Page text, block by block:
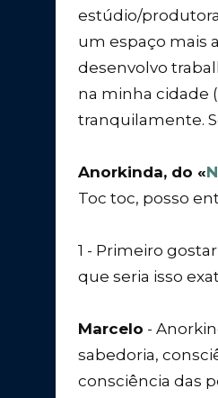
estúdio/
um espaço mais
desenvolvo
na minha cidade
tranquilamente.
Anorkinda, do «
Toc toc, posso
1 - Primeiro
que seria isso
Marcelo -
sabedoria,
consciência das